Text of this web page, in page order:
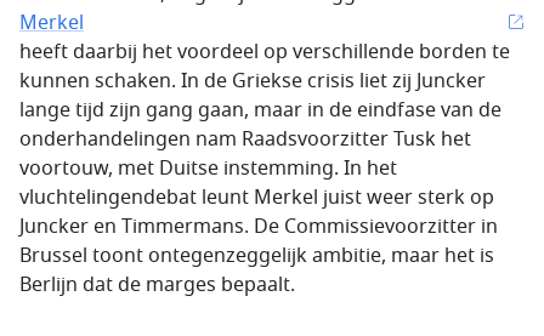
Merkel
heeft daarbij het voordeel op verschillende borden te
kunnen schaken. In de Griekse crisis liet zij Juncker
lange tijd zijn gang gaan, maar in de eindfase van de
onderhandelingen nam Raadsvoorzitter Tusk het
voortouw, met Duitse instemming. In het
vluchtelingendebat leunt Merkel juist weer sterk op
Juncker en Timmermans. De Commissievoorzitter in
Brussel toont ontegenzeggelijk ambitie, maar het is
Berlijn dat de marges bepaalt.